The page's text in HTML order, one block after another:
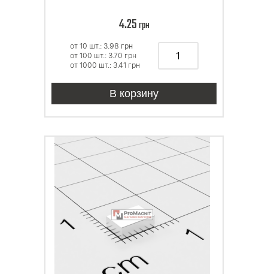
4.25 грн
от 10 шт.: 3.98 грн
от 100 шт.: 3.70 грн
от 1000 шт.: 3.41 грн
В корзину